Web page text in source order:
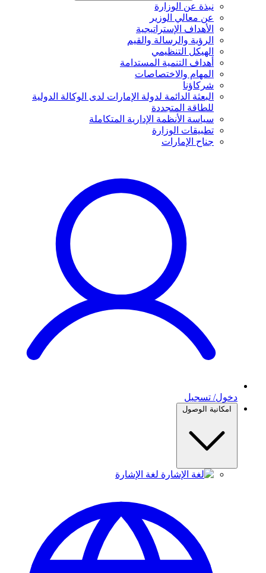
نبذة عن الوزارة
عن معالي الوزير
الأهداف الإستراتيجية
الرؤية والرسالة والقيم
الهيكل التنظيمي
أهداف التنمية المستدامة
المهام والاختصاصات
شركاؤنا
البعثة الدائمة لدولة الإمارات لدى الوكالة الدولية
للطاقة المتجددة
سياسة الأنظمة الإدارية المتكاملة
تطبيقات الوزارة
جناح الإمارات
دخول/ تسجيل
امكانية الوصول
لغة الإشارة